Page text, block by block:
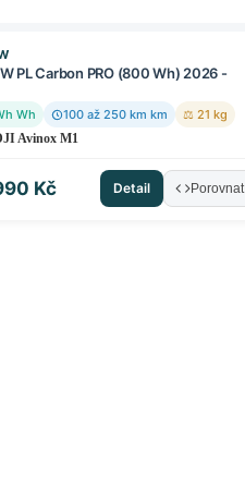
PL Carbon PRO (800 Wh) 2026 -
Wh 100 až 250 km km ⚖ 21 kg
Avinox M1
Kč Detail Porovnat